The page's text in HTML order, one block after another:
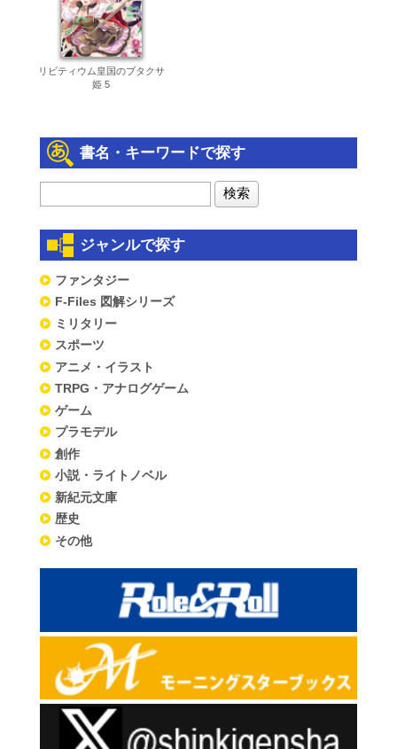
リビティウム皇国のブタクサ
姫 5
書名・キーワードで探す
ジャンルで探す
ファンタジー
F-Files 図解シリーズ
ミリタリー
スポーツ
アニメ・イラスト
TRPG・アナログゲーム
ゲーム
プラモデル
創作
小説・ライトノベル
新紀元文庫
歴史
その他